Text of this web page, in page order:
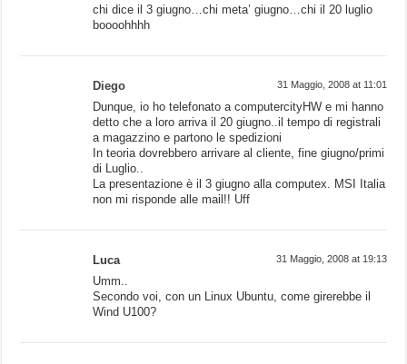
chi dice il 3 giugno…chi meta’ giugno…chi il 20 luglio
boooohhhh
Diego 31 Maggio, 2008 at 11:01
Dunque, io ho telefonato a computercityHW e mi hanno
detto che a loro arriva il 20 giugno..il tempo di registrali
a magazzino e partono le spedizioni
In teoria dovrebbero arrivare al cliente, fine giugno/primi
di Luglio..
La presentazione è il 3 giugno alla computex. MSI Italia
non mi risponde alle mail!! Uff
Luca 31 Maggio, 2008 at 19:13
Umm..
Secondo voi, con un Linux Ubuntu, come girerebbe il
Wind U100?